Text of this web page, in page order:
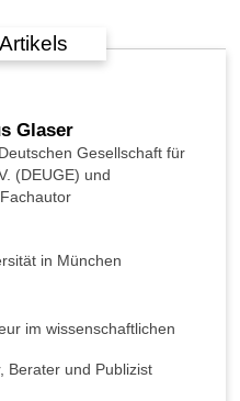
Glaser
Gesellschaft für
(DEUGE) und
in München
im wissenschaftlichen
Berater und Publizist